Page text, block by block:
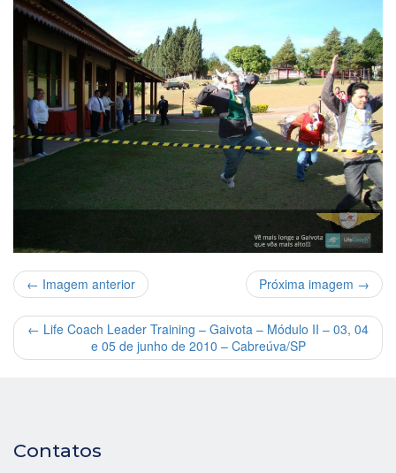
← Imagem anterior Próxima imagem →
← Life Coach Leader Training – Gaivota – Módulo II – 03, 04
e 05 de junho de 2010 – Cabreúva/SP
Contatos